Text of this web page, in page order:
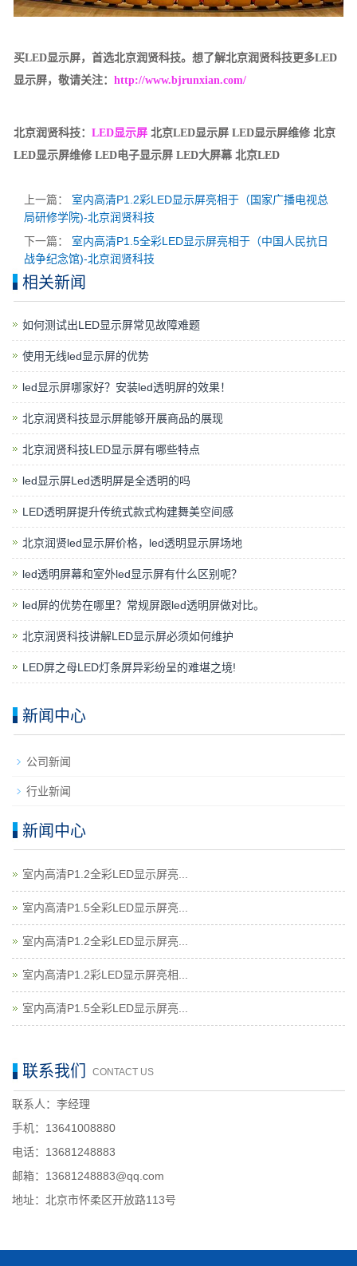
买LED显示屏，首选北京润贤科技。想了解北京润贤科技更多LED
显示屏，敬请关注： http://www.bjrunxian.com/
北京润贤科技： LED显示屏 北京LED显示屏 LED显示屏维修 北京
LED显示屏维修 LED电子显示屏 LED大屏幕 北京LED
上一篇： 室内高清P1.2彩LED显示屏亮相于（国家广播电视总
局研修学院)-北京润贤科技
下一篇： 室内高清P1.5全彩LED显示屏亮相于（中国人民抗日
战争纪念馆)-北京润贤科技
相关新闻
如何测试出LED显示屏常见故障难题
使用无线led显示屏的优势
led显示屏哪家好？安装led透明屏的效果！
北京润贤科技显示屏能够开展商品的展现
北京润贤科技LED显示屏有哪些特点
led显示屏Led透明屏是全透明的吗
LED透明屏提升传统式款式构建舞美空间感
北京润贤led显示屏价格，led透明显示屏场地
led透明屏幕和室外led显示屏有什么区别呢？
led屏的优势在哪里？常规屏跟led透明屏做对比。
北京润贤科技讲解LED显示屏必须如何维护
LED屏之母LED灯条屏异彩纷呈的难堪之境!
新闻中心
公司新闻
行业新闻
新闻中心
室内高清P1.2全彩LED显示屏亮...
室内高清P1.5全彩LED显示屏亮...
室内高清P1.2全彩LED显示屏亮...
室内高清P1.2彩LED显示屏亮相...
室内高清P1.5全彩LED显示屏亮...
联系我们 CONTACT US
联系人：李经理
手机：13641008880
电话：13681248883
邮箱：13681248883@qq.com
地址：北京市怀柔区开放路113号